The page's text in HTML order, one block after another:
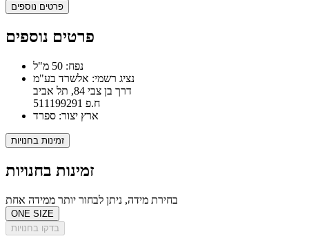
פרטים נוספים
פרטים נוספים
נפח: 50 מ"ל
נציג רשמי: אלשרד בע"מ
דרך בן צבי 84, תל אביב
ח.פ 511199291
ארץ יצור: ספרד
זמינות בחנויות
זמינות בחנויות
בחירת מידה, ניתן לבחור יותר ממידה אחת
ONE SIZE
בדקו בחנויות